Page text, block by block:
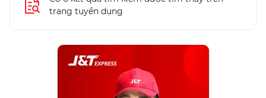
trang tuyển dụng